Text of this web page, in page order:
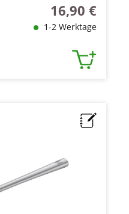
Regulärer Preis:
16,90 €
1-2 Werktage